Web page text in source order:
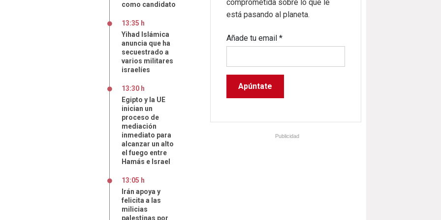
como candidato
13:35 h
Yihad Islámica
anuncia que ha
secuestrado a
varios militares
israelíes
13:30 h
Egipto y la UE
inician un
proceso de
mediación
inmediato para
alcanzar un alto
el fuego entre
Hamás e Israel
13:05 h
Irán apoya y
felicita a las
milicias
palestinas por
comprometida sobre lo que le
está pasando al planeta.
Añade tu email*
Publicidad